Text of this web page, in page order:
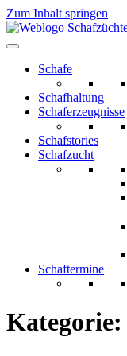
Zum Inhalt springen
Schafe
Schafhaltung
Schaferzeugnisse
Schafstories
Schafzucht
Schaftermine
Kategorie: